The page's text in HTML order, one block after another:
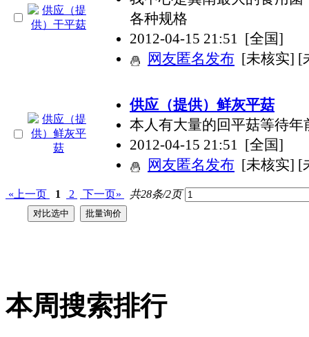
各种规格
2012-04-15 21:51 [全国]
网友匿名发布 [未核实] [
供应（提供）鲜灰平菇
本人有大量的回平菇等待年
2012-04-15 21:51 [全国]
网友匿名发布 [未核实] [
«上一页 1 2 下一页» 共28条/2页
本周搜索排行